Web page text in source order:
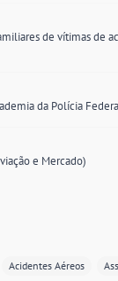
de vítimas de
da Polícia
e Mercado)
Acidentes Aéreos